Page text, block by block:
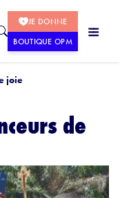
JE DONNE
BOUTIQUE OPM
joie
de